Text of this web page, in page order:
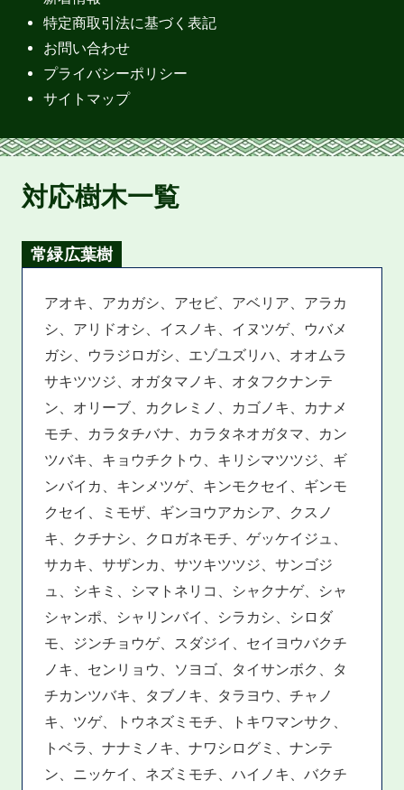
特定商取引法に基づく表記
お問い合わせ
プライバシーポリシー
サイトマップ
対応樹木一覧
常緑広葉樹
アオキ、アカガシ、アセビ、アベリア、アラカ
シ、アリドオシ、イスノキ、イヌツゲ、ウバメ
ガシ、ウラジロガシ、エゾユズリハ、オオムラ
サキツツジ、オガタマノキ、オタフクナンテ
ン、オリーブ、カクレミノ、カゴノキ、カナメ
モチ、カラタチバナ、カラタネオガタマ、カン
ツバキ、キョウチクトウ、キリシマツツジ、ギ
ンバイカ、キンメツゲ、キンモクセイ、ギンモ
クセイ、ミモザ、ギンヨウアカシア、クスノ
キ、クチナシ、クロガネモチ、ゲッケイジュ、
サカキ、サザンカ、サツキツツジ、サンゴジ
ュ、シキミ、シマトネリコ、シャクナゲ、シャ
シャンポ、シャリンバイ、シラカシ、シロダ
モ、ジンチョウゲ、スダジイ、セイヨウバクチ
ノキ、センリョウ、ソヨゴ、タイサンボク、タ
チカンツバキ、タブノキ、タラヨウ、チャノ
キ、ツゲ、トウネズミモチ、トキワマンサク、
トベラ、ナナミノキ、ナワシログミ、ナンテ
ン、ニッケイ、ネズミモチ、ハイノキ、バクチ